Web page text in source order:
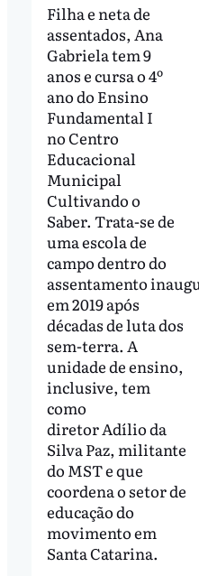
Filha e neta de
assentados, Ana
Gabriela tem 9
anos e cursa o 4º
ano do Ensino
Fundamental I
no Centro
Educacional
Municipal
Cultivando o
Saber. Trata-se de
uma escola de
campo dentro do
assentamento
em 2019 após
décadas de luta dos
sem-terra. A
unidade de ensino,
inclusive, tem
como
diretor Adílio da
Silva Paz, militante
do MST e que
coordena o setor de
educação do
movimento em
Santa Catarina.